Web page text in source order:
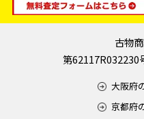
古物
第
大阪府
京都府